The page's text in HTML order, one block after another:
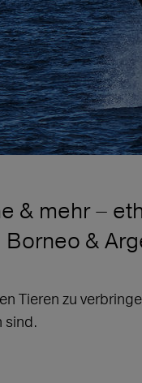
& mehr –
&
Tieren zu
sind.